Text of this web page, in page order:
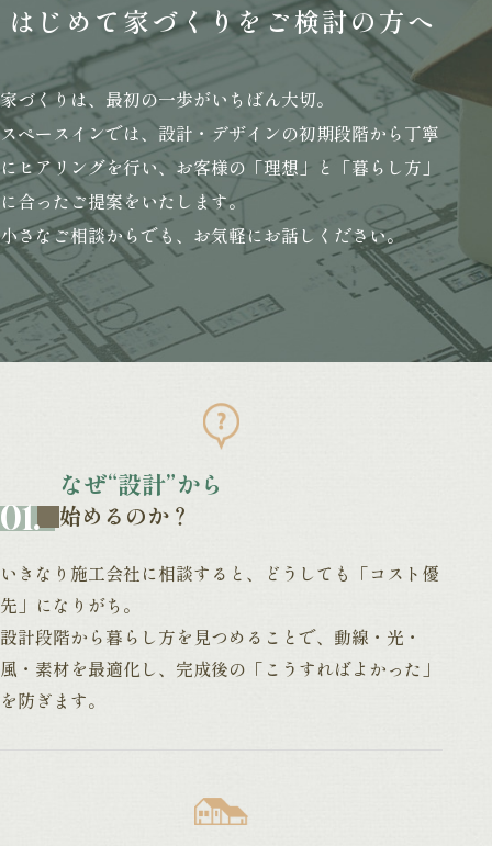
はじめて家づくりをご検討の方へ
家づくりは、最初の一歩がいちばん大切。
スペースインでは、設計・デザインの初期段階から丁寧
にヒアリングを行い、お客様の「理想」と「暮らし方」
に合ったご提案をいたします。
小さなご相談からでも、お気軽にお話しください。
なぜ“設計”から
始めるのか？
いきなり施工会社に相談すると、
どうしても「コスト優
先」になりがち。
設計段階から暮らし方を見つめることで、動線・光・
風・素材を最適化し、完成後の「こうすればよかった」
を防ぎます。